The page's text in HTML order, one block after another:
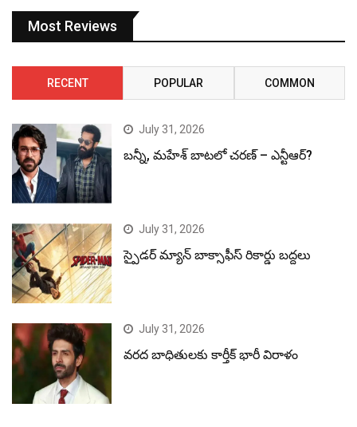
Most Reviews
RECENT POPULAR COMMON
July 31, 2026
బన్నీ, మహేశ్ బాటలో చరణ్ – ఎన్టీఆర్?
July 31, 2026
స్పైడర్ మ్యాన్ బాక్సాఫీస్ రికార్డు బద్దలు
July 31, 2026
వరద బాధితులకు కార్తీక్ భారీ విరాళం